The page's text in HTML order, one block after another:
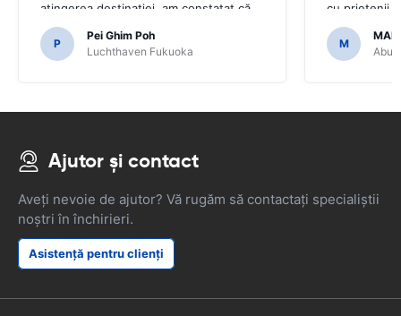
atingerea destinației, am constatat că
mașina a venit cu GPS.Ar fi fost
groaznic dacă am fi decis să cumpărăm
un GPS așa cum era necesar pentru a
P
Pei Ghim Poh
Luchthaven Fukuoka
cu prietenii
mulțumim
ușoară.
M
Abu
Ajutor și contact
Aveți nevoie de ajutor? Vă rugăm să contactați specialiștii
noștri în închirieri.
Asistență pentru clienți